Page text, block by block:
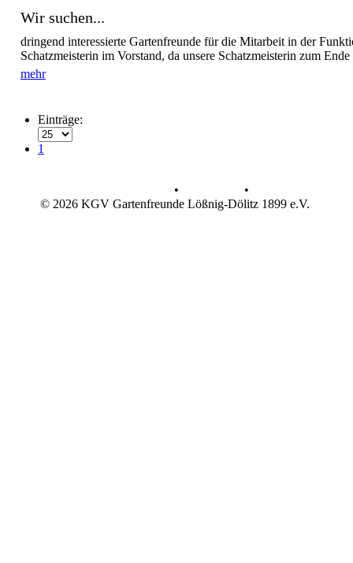
Wir suchen...
dringend interessierte Gartenfreunde für die Mitarbeit in der
Schatzmeisterin im Vorstand, da unsere Schatzmeisterin zum Ende
mehr
Einträge:
1
•
•
© 2026 KGV Gartenfreunde Lößnig-Dölitz 1899 e.V.